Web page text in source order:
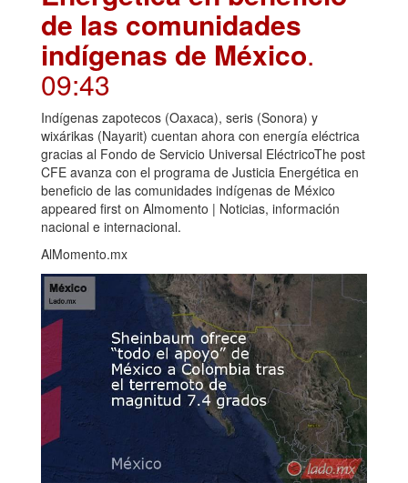
de las comunidades
indígenas de México.
09:43
Indígenas zapotecos (Oaxaca), seris (Sonora) y
wixárikas (Nayarit) cuentan ahora con energía eléctrica
gracias al Fondo de Servicio Universal EléctricoThe post
CFE avanza con el programa de Justicia Energética en
beneficio de las comunidades indígenas de México
appeared first on Almomento | Noticias, información
nacional e internacional.
AlMomento.mx